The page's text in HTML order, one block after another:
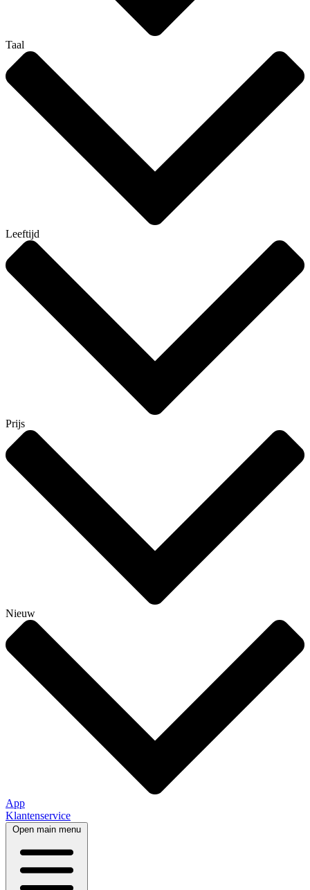
Taal
Leeftijd
Prijs
Nieuw
App
Klantenservice
Open main menu